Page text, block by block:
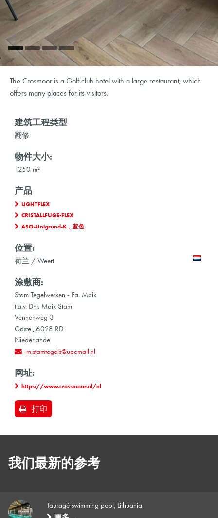
The Crosmoor is a Golf club hotel with a large restaurant, which
offers many places for its visitors.
建筑工程类型
翻修
物件大小:
1250 m²
产品
LIGHTFLEX
CRISTALLFUGE-FLEX
ASO-Unigrund-K，蓝色
位置:
荷兰 / Weert
涂敷商:
Stam Tegelwerken - Fa. Maik
t.a.v. Dhr. Maik Stam
Vennenweg 3
Gastel, 6028 RD
Niederlande
m.stamtegels@upcmail.nl
网址:
https://www.crossmoor.nl/nl
打印
我们最新的参考
Tauragé swimming pool, Lithuania